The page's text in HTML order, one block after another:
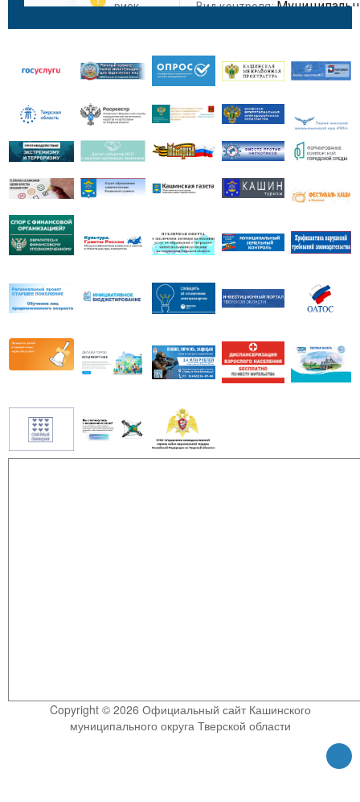
Copyright © 2026 Официальный сайт Кашинского
муниципального округа Тверской области